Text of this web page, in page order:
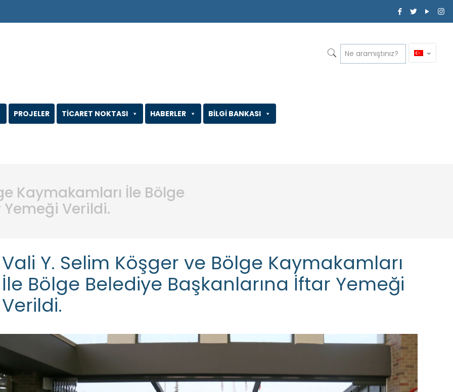
PROJELER TİCARET NOKTASI HABERLER BİLGİ BANKASI
Kaymakamları İle Bölge
Verildi.
Vali Y. Selim Köşger ve Bölge Kaymakamları
İle Bölge Belediye Başkanlarına İftar Yemeği
Verildi.